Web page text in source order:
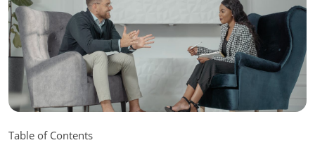
Table of Contents